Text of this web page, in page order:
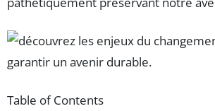
Table of Contents